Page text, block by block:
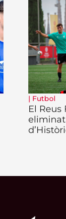
| Futbol
El Reus
eliminat